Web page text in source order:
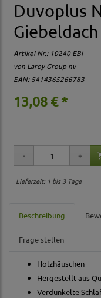
Duvoplus
Giebeldach
Artikel-Nr.: 10240-EBI
von Laroy Group nv
EAN: 5414365266783
13,08 € *
Lieferzeit: 1 bis 3 Tage
Beschreibung
Frage stellen
Holzhäuschen
Hergestellt aus
Verdunkelte